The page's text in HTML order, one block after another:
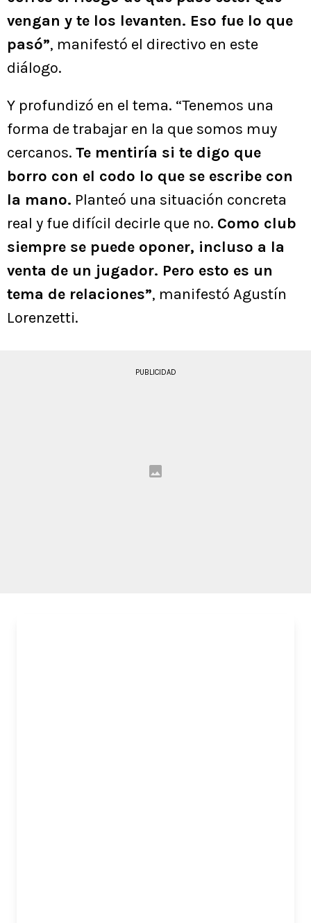
vengan y te los levanten. Eso fue lo que
pasó”, manifestó el directivo en este
diálogo.
Y profundizó en el tema. “Tenemos una
forma de trabajar en la que somos muy
cercanos. Te mentiría si te digo que
borro con el codo lo que se escribe con
la mano. Planteó una situación concreta
real y fue difícil decirle que no. Como club
siempre se puede oponer, incluso a la
venta de un jugador. Pero esto es un
tema de relaciones”, manifestó Agustín
Lorenzetti.
PUBLICIDAD